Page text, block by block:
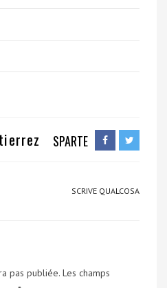
SPARTE
SCRIVE QUALCOSA
pas publiée. Les champs